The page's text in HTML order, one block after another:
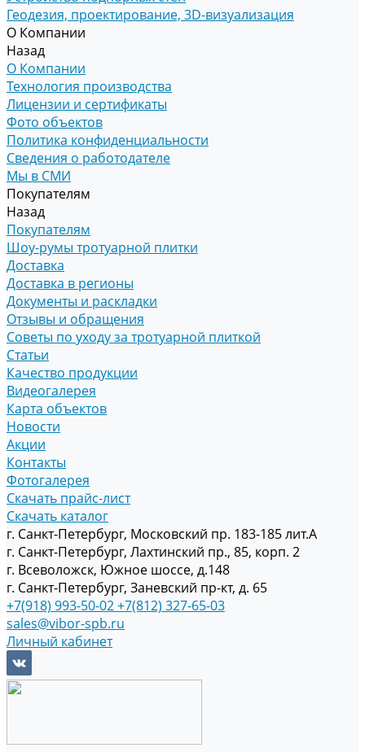
Геодезия, проектирование, 3D-визуализация
О Компании
Назад
О Компании
Технология производства
Лицензии и сертификаты
Фото объектов
Политика конфиденциальности
Сведения о работодателе
Мы в СМИ
Покупателям
Назад
Покупателям
Шоу-румы тротуарной плитки
Доставка
Доставка в регионы
Документы и раскладки
Отзывы и обращения
Советы по уходу за тротуарной плиткой
Статьи
Качество продукции
Видеогалерея
Карта объектов
Новости
Акции
Контакты
Фотогалерея
Скачать прайс-лист
Скачать каталог
г. Санкт-Петербург, Московский пр. 183-185 лит.А
г. Санкт-Петербург, Лахтинский пр., 85, корп. 2
г. Всеволожск, Южное шоссе, д.148
г. Санкт-Петербург, Заневский пр-кт, д. 65
+7(918) 993-50-02+7(812) 327-65-03
sales@vibor-spb.ru
Личный кабинет